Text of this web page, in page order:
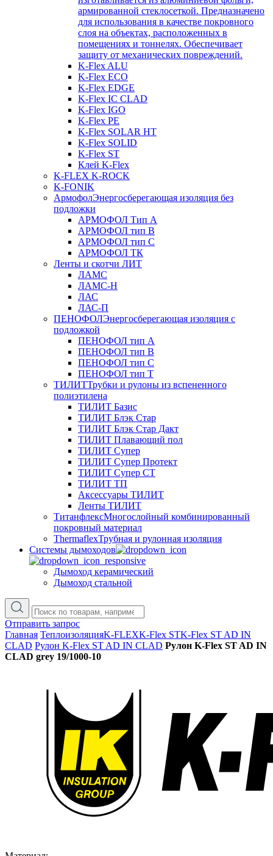
армированной стеклосеткой. Предназначено
для использования в качестве покровного
слоя на объектах, расположенных в
помещениях и тоннелях. Обеспечивает
защиту от механических повреждений.
K-Flex ALU
K-Flex ECO
K-Flex EDGE
K-Flex IC CLAD
K-Flex IGO
K-Flex PE
K-Flex SOLAR HT
K-Flex SOLID
K-Flex ST
Клей K-Flex
K-FLEX K-ROCK
K-FONIK
АрмофолЭнергосберегающая изоляция без
подложки
АРМОФОЛ Тип А
АРМОФОЛ тип В
АРМОФОЛ тип C
АРМОФОЛ ТК
Ленты и скотчи ЛИТ
ЛАМС
ЛАМС-Н
ЛАС
ЛАС-П
ПЕНОФОЛЭнергосберегающая изоляция с
подложкой
ПЕНОФОЛ тип А
ПЕНОФОЛ тип B
ПЕНОФОЛ тип C
ПЕНОФОЛ тип T
ТИЛИТТрубки и рулоны из вспененного
полиэтилена
ТИЛИТ Базис
ТИЛИТ Блэк Стар
ТИЛИТ Блэк Стар Дакт
ТИЛИТ Плавающий пол
ТИЛИТ Супер
ТИЛИТ Супер Протект
ТИЛИТ Супер СТ
ТИЛИТ ТП
Аксессуары ТИЛИТ
Ленты ТИЛИТ
ТитанфлексМногослойный комбинированный
покровный материал
ThermaflexТрубная и рулонная изоляция
Cистемы дымоходов
Дымоход керамический
Дымоход стальной
Отправить запрос
Главная ТеплоизоляцияK-FLEXK-Flex STK-Flex ST AD IN
CLAD Рулон K-Flex ST AD IN CLAD Рулон K-Flex ST AD IN
CLAD grey 19/1000-10